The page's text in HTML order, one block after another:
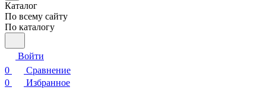
Каталог
По всему сайту
По каталогу
Войти
0
Сравнение
0
Избранное